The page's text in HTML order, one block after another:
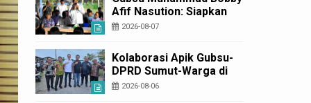
Afif Nasution: Siapkan
Rumah Produksi Kelapa
2026-08-07
Kolaborasi Apik Gubsu-
DPRD Sumut-Warga di
Nias Utara: Jalan Rusak
2026-08-06